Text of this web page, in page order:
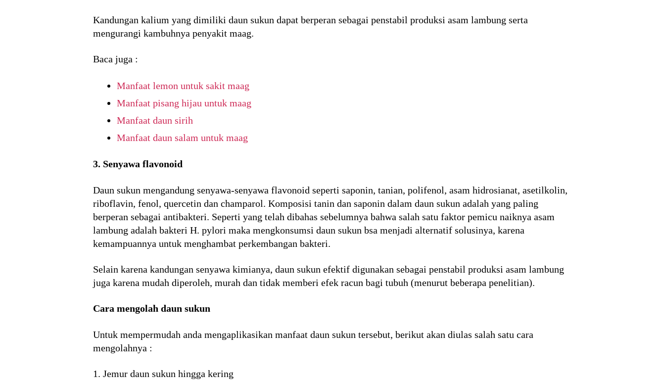
Kandungan kalium yang dimiliki daun sukun dapat berperan sebagai penstabil produksi asam lambung serta
mengurangi kambuhnya penyakit maag.
Baca juga :
Manfaat lemon untuk sakit maag
Manfaat pisang hijau untuk maag
Manfaat daun sirih
Manfaat daun salam untuk maag
3. Senyawa flavonoid
Daun sukun mengandung senyawa-senyawa flavonoid seperti saponin, tanian, polifenol, asam hidrosianat, asetilkolin,
riboflavin, fenol, quercetin dan champarol. Komposisi tanin dan saponin dalam daun sukun adalah yang paling
berperan sebagai antibakteri. Seperti yang telah dibahas sebelumnya bahwa salah satu faktor pemicu naiknya asam
lambung adalah bakteri H. pylori maka mengkonsumsi daun sukun bsa menjadi alternatif solusinya, karena
kemampuannya untuk menghambat perkembangan bakteri.
Selain karena kandungan senyawa kimianya, daun sukun efektif digunakan sebagai penstabil produksi asam lambung
juga karena mudah diperoleh, murah dan tidak memberi efek racun bagi tubuh (menurut beberapa penelitian).
Cara mengolah daun sukun
Untuk mempermudah anda mengaplikasikan manfaat daun sukun tersebut, berikut akan diulas salah satu cara
mengolahnya :
1. Jemur daun sukun hingga kering